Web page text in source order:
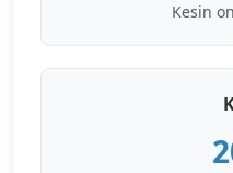
Kesin